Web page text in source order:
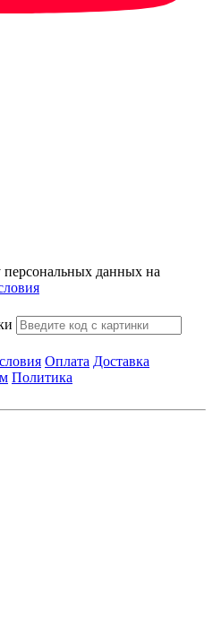
данных на
Оплата Доставка
Политика